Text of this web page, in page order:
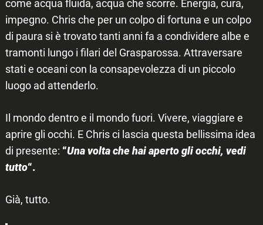
come acqua fluida, acqua che scorre. Energia, cura,
impegno. Chris che per un colpo di fortuna e un colpo
di paura si è trovato tanti anni fa a condividere albe e
tramonti lungo i filari del Grasparossa. Attraversare
stati e oceani con la consapevolezza di un piccolo
luogo ad attenderlo.
Il mondo dentro e il mondo fuori. Vivere, viaggiare e
aprire gli occhi. E Chris ci lascia questa bellissima idea
di presente: “Una volta che hai aperto gli occhi, vedi
tutto“.
Già, tutto.